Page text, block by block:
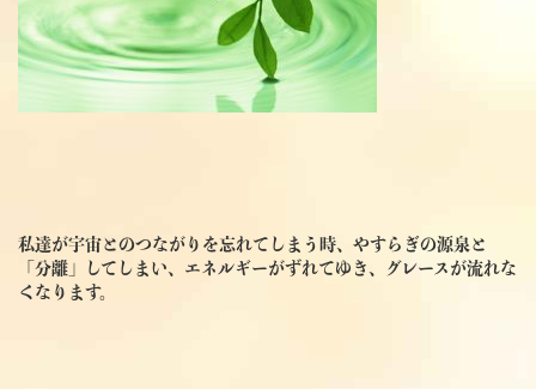
私達が宇宙とのつながりを忘れてしまう時、やすらぎの源泉と
「分離」してしまい、エネルギーがずれてゆき、グレースが流れな
くなります。